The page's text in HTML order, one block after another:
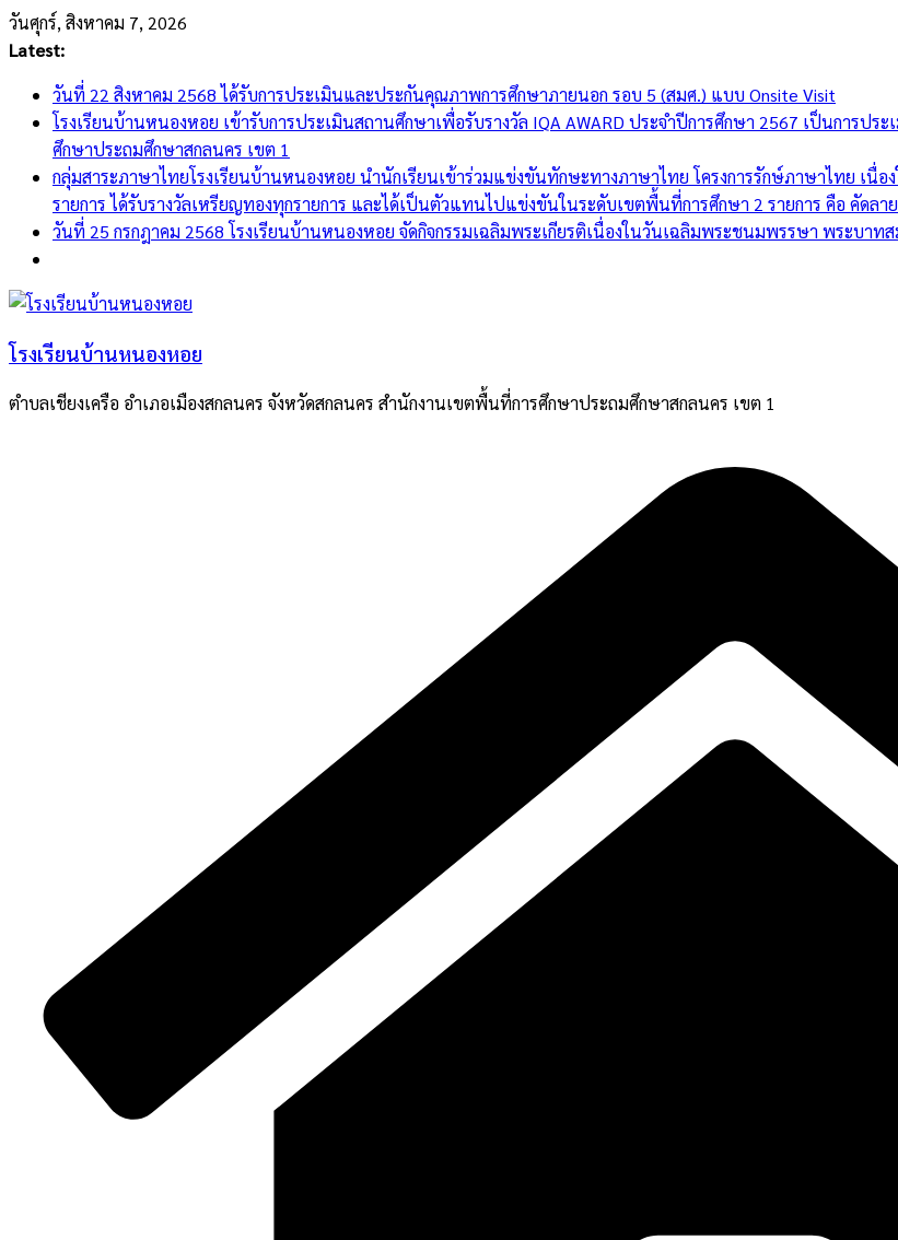
Skip
to
วันศุกร์, สิงหาคม 7, 2026
Latest:
วันที่ 22 สิงหาคม 2568 ได้รับการประเมินและประกันคุณภาพการศึกษาภายนอก รอบ 5 (สมศ.) แบบ Onsite Visit
โรงเรียนบ้านหนองหอย เข้ารับการประเมินสถานศึกษาเพื่อรับรางวัล IQA AWARD ประจำปีการศึกษา 2567 เป็นการป
ศึกษาประถมศึกษาสกลนคร เขต 1
กลุ่มสาระภาษาไทยโรงเรียนบ้านหนองหอย นำนักเรียนเข้าร่วมแข่งขันทักษะทางภาษาไทย โครงการรักษ์ภาษาไทย เนื่
รายการ ได้รับรางวัลเหรียญทองทุกรายการ และได้เป็นตัวแทนไปแข่งขันในระดับเขตพื้นที่การศึกษา 2 รายการ คือ คัด
วันที่ 25 กรกฎาคม 2568 โรงเรียนบ้านหนองหอย จัดกิจกรรมเฉลิมพระเกียรติเนื่องในวันเฉลิมพระชนมพรรษา พระบาท
โรงเรียนบ้านหนองหอย
ตำบลเชียงเครือ อำเภอเมืองสกลนคร จังหวัดสกลนคร สำนักงานเขตพื้นที่การศึกษาประถมศึกษาสกลนคร เขต 1